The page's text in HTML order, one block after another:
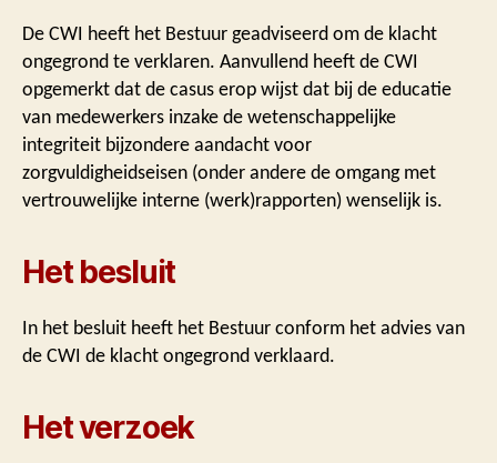
De CWI heeft het Bestuur geadviseerd om de klacht
ongegrond te verklaren. Aanvullend heeft de CWI
opgemerkt dat de casus erop wijst dat bij de educatie
van medewerkers inzake de wetenschappelijke
integriteit bijzondere aandacht voor
zorgvuldigheidseisen (onder andere de omgang met
vertrouwelijke interne (werk)rapporten) wenselijk is.
Het besluit
In het besluit heeft het Bestuur conform het advies van
de CWI de klacht ongegrond verklaard.
Het verzoek